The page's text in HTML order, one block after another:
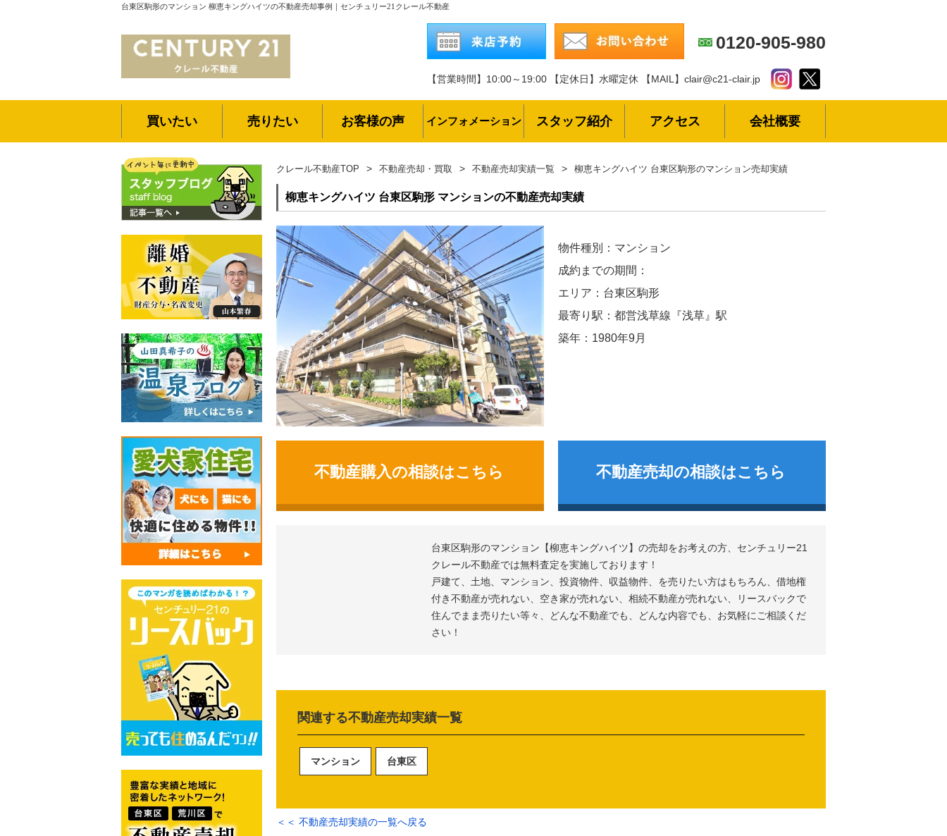
台東区駒形のマンション 柳恵キングハイツの不動産売却事例｜センチュリー21クレール不動産
0120-905-980
【営業時間】10:00～19:00 【定休日】水曜定休 【MAIL】clair@c21-clair.jp
買いたい 売りたい お客様の声 インフォメーション スタッフ紹介 アクセス 会社概要
クレール不動産TOP 不動産売却・買取 不動産売却実績一覧 柳恵キングハイツ 台東区駒形のマンション売却実績
柳恵キングハイツ 台東区駒形 マンションの不動産売却実績
物件種別：マンション
成約までの期間：
エリア：台東区駒形
最寄り駅：都営浅草線『浅草』駅
築年：1980年9月
不動産売却の相談はこちら
不動産購入の相談はこちら
台東区駒形のマンション 柳恵キングハイツ
の売却をお考えの方、センチュリー21
クレール不動産では無料査定を実施しております！
戸建て、土地、マンション、投資物件、収益物件、を売りたい方はもちろん、借地権
付き不動産が売れない、空き家が売れない、相続不動産が売れない、リースバックで
住んでまま売りたい等々、どんな不動産でも、どんな内容でも、お気軽にご相談くだ
さい！
関連する不動産売却実績一覧
マンション 台東区
＜＜ 不動産売却実績の一覧へ戻る